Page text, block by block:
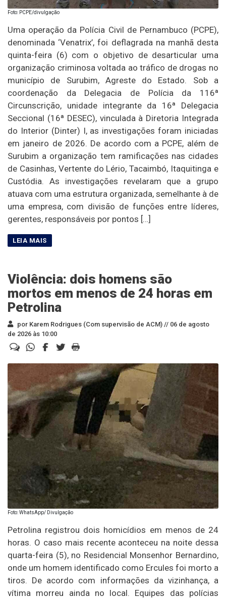
Foto: PCPE/divulgação
Uma operação da Polícia Civil de Pernambuco (PCPE),
denominada ‘Venatrix’, foi deflagrada na manhã desta
quinta-feira (6) com o objetivo de desarticular uma
organização criminosa voltada ao tráfico de drogas no
município de Surubim, Agreste do Estado. Sob a
coordenação da Delegacia de Polícia da 116ª
Circunscrição, unidade integrante da 16ª Delegacia
Seccional (16ª DESEC), vinculada à Diretoria Integrada
do Interior (Dinter) I, as investigações foram iniciadas
em janeiro de 2026. De acordo com a PCPE, além de
Surubim a organização tem ramificações nas cidades
de Casinhas, Vertente do Lério, Tacaimbó, Itaquitinga e
Custódia. As investigações revelaram que a grupo
atuava com uma estrutura organizada, semelhante à de
uma empresa, com divisão de funções entre líderes,
gerentes, responsáveis por pontos […]
Violência: dois homens são
mortos em menos de 24 horas em
Petrolina
por Karem Rodrigues (Com supervisão de ACM) // 06 de agosto
de 2026 às 10:00
Foto: WhatsApp/ Divulgação
Petrolina registrou dois homicídios em menos de 24
horas. O caso mais recente aconteceu na noite dessa
quarta-feira (5), no Residencial Monsenhor Bernardino,
onde um homem identificado como Ercules foi morto a
tiros. De acordo com informações da vizinhança, a
vítima morreu ainda no local. Equipes das polícias